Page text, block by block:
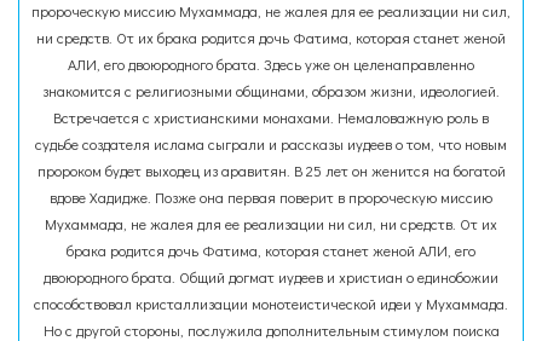
пророческую миссию Мухаммада, не жалея для ее реализации ни сил,
ни средств. От их брака родится дочь Фатима, которая станет женой
АЛИ, его двоюродного брата. Здесь уже он целенаправленно
знакомится с религиозными общинами, образом жизни, идеологией.
Встречается с христианскими монахами. Немаловажную роль в
судьбе создателя ислама сыграли и рассказы иудеев о том, что новым
пророком будет выходец из аравитян. В 25 лет он женится на богатой
вдове Хадидже. Позже она первая поверит в пророческую миссию
Мухаммада, не жалея для ее реализации ни сил, ни средств. От их
брака родится дочь Фатима, которая станет женой АЛИ, его
двоюродного брата. Общий догмат иудеев и христиан о единобожии
способствовал кристаллизации монотеистической идеи у Мухаммада.
Но с другой стороны, послужила дополнительным стимулом поиска